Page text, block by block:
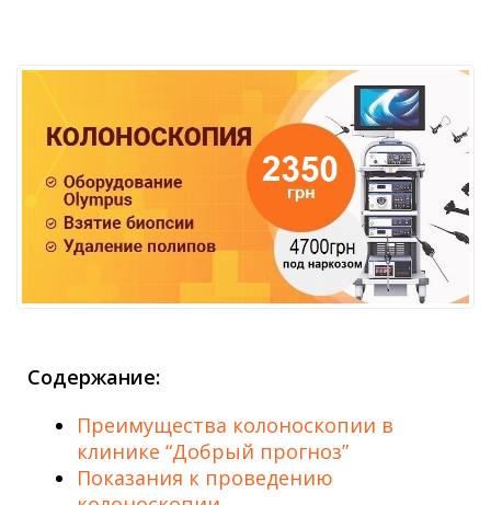
Содержание:
Преимущества колоноскопии в
клинике “Добрый прогноз”
Показания к проведению